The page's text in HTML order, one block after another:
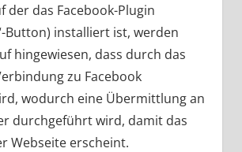
der das Facebook-Plugin
Button) installiert ist, werden
hingewiesen, dass durch das
zu Facebook
wodurch eine Übermittlung an
durchgeführt wird, damit das
Webseite erscheint.